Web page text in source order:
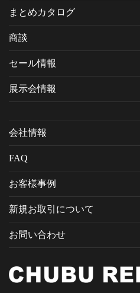
まとめカタログ
商談
セール情報
展示会情報
会社情報
FAQ
お客様事例
新規お取引について
お問い合わせ